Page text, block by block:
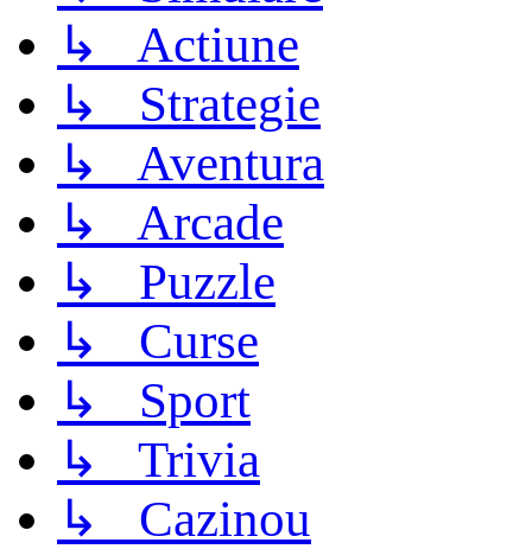
↳ Actiune
↳ Strategie
↳ Aventura
↳ Arcade
↳ Puzzle
↳ Curse
↳ Sport
↳ Trivia
↳ Cazinou